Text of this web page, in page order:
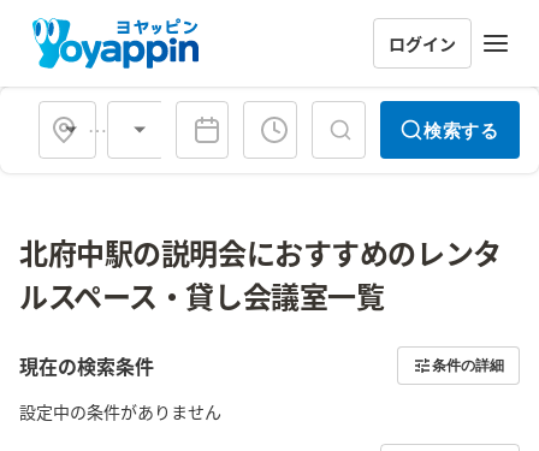
ログイン
会場タイプ 検索する
北府中駅の説明会におすすめのレンタ
ルスペース・貸し会議室一覧
現在の検索条件 条件の詳細
設定中の条件がありません